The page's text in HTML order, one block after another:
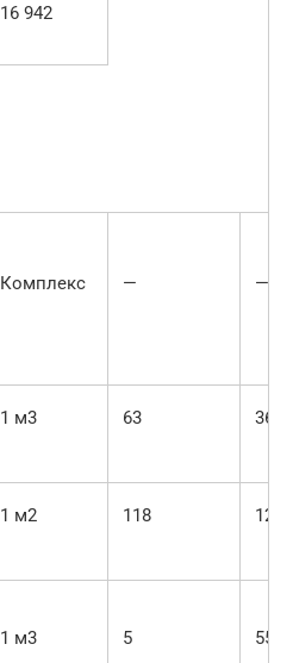
16 942
Комплекс — —
1 м3 63 36
1 м2 118 12
1 м3 5 55